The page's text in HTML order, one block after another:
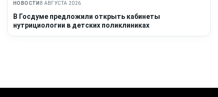
НОВОСТИ 8 АВГУСТА 2026
В Госдуме предложили открыть кабинеты
нутрициологии в детских поликлиниках